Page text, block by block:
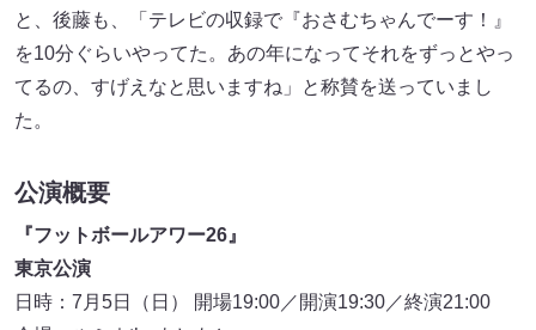
と、後藤も、「テレビの収録で『おさむちゃんでーす！』
を10分ぐらいやってた。あの年になってそれをずっとやっ
てるの、すげえなと思いますね」と称賛を送っていまし
た。
公演概要
『フットボールアワー26』
東京公演
日時：7月5日（日） 開場19:00／開演19:30／終演21:00